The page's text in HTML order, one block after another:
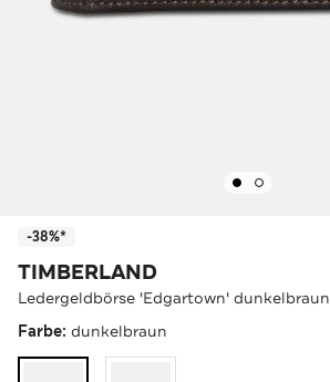
-38%*
TIMBERLAND
Ledergeldbörse 'Edgartown' dunkelbraun
Farbe: dunkelbraun